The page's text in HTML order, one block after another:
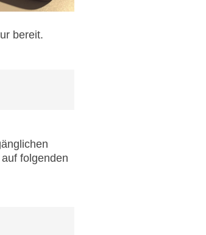
bereit.
folgenden